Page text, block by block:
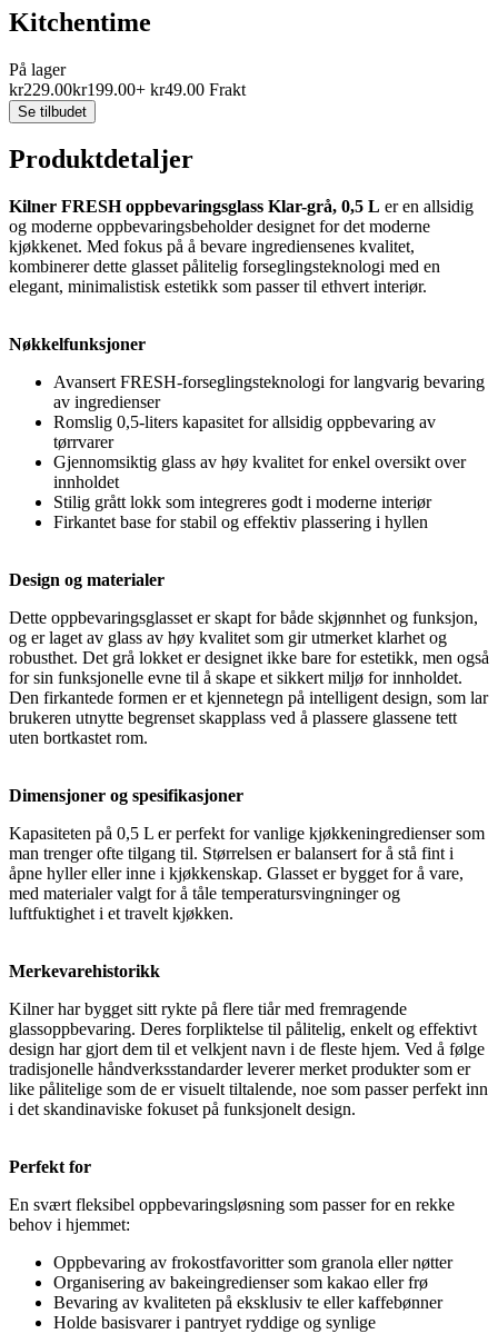
Kitchentime
På lager
kr229.00kr199.00+ kr49.00 Frakt
Se tilbudet
Produktdetaljer
Kilner FRESH oppbevaringsglass Klar-grå, 0,5 L er en allsidig
og moderne oppbevaringsbeholder designet for det moderne
kjøkkenet. Med fokus på å bevare ingrediensenes kvalitet,
kombinerer dette glasset pålitelig forseglingsteknologi med en
elegant, minimalistisk estetikk som passer til ethvert interiør.
Nøkkelfunksjoner
Avansert FRESH-forseglingsteknologi for langvarig bevaring
av ingredienser
Romslig 0,5-liters kapasitet for allsidig oppbevaring av
tørrvarer
Gjennomsiktig glass av høy kvalitet for enkel oversikt over
innholdet
Stilig grått lokk som integreres godt i moderne interiør
Firkantet base for stabil og effektiv plassering i hyllen
Design og materialer
Dette oppbevaringsglasset er skapt for både skjønnhet og funksjon,
og er laget av glass av høy kvalitet som gir utmerket klarhet og
robusthet. Det grå lokket er designet ikke bare for estetikk, men også
for sin funksjonelle evne til å skape et sikkert miljø for innholdet.
Den firkantede formen er et kjennetegn på intelligent design, som lar
brukeren utnytte begrenset skapplass ved å plassere glassene tett
uten bortkastet rom.
Dimensjoner og spesifikasjoner
Kapasiteten på 0,5 L er perfekt for vanlige kjøkkeningredienser som
man trenger ofte tilgang til. Størrelsen er balansert for å stå fint i
åpne hyller eller inne i kjøkkenskap. Glasset er bygget for å vare,
med materialer valgt for å tåle temperatursvingninger og
luftfuktighet i et travelt kjøkken.
Merkevarehistorikk
Kilner har bygget sitt rykte på flere tiår med fremragende
glassoppbevaring. Deres forpliktelse til pålitelig, enkelt og effektivt
design har gjort dem til et velkjent navn i de fleste hjem. Ved å følge
tradisjonelle håndverksstandarder leverer merket produkter som er
like pålitelige som de er visuelt tiltalende, noe som passer perfekt inn
i det skandinaviske fokuset på funksjonelt design.
Perfekt for
En svært fleksibel oppbevaringsløsning som passer for en rekke
behov i hjemmet:
Oppbevaring av frokostfavoritter som granola eller nøtter
Organisering av bakeingredienser som kakao eller frø
Bevaring av kvaliteten på eksklusiv te eller kaffebønner
Holde basisvarer i pantryet ryddige og synlige